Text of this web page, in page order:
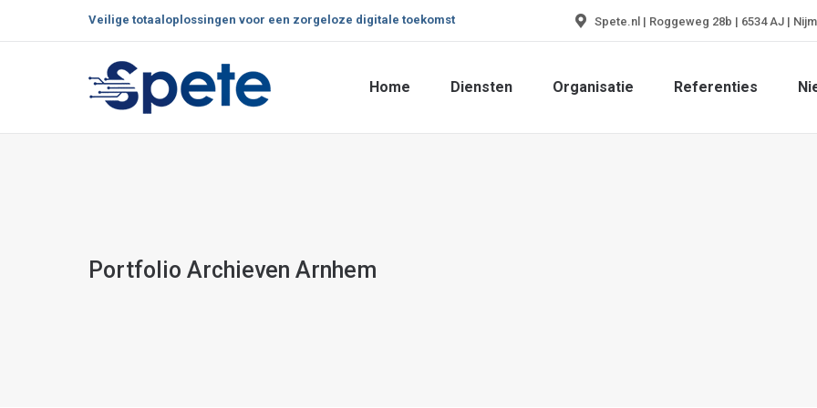
Veilige totaaloplossingen voor een zorgeloze digitale toekomst Spete.nl | Roggeweg 28b | 6534 AJ |
Home Diensten Organisatie Referenties
Portfolio Archieven Arnhem